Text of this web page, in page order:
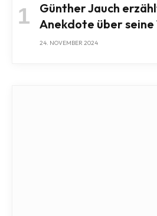
Günther Jauch
Anekdote über
24. NOVEMBER 2024